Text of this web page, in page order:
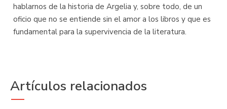
hablarnos de la historia de Argelia y, sobre todo, de un
oficio que no se entiende sin el amor a los libros y que es
fundamental para la supervivencia de la literatura.
Artículos relacionados